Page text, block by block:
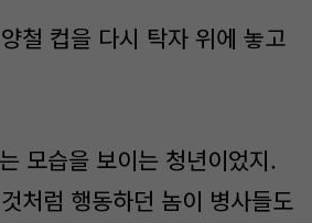
철 컵을 다시 탁자 위에 놓고
모습을 보이는 청년이었지.
처럼 행동하던 놈이 병사들도